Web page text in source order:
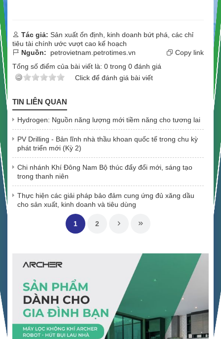
Tác giả: Sản xuất ổn định, kinh doanh bứt phá, các chỉ
tiêu tài chính ước vượt cao kế hoạch
Nguồn:
petrovietnam.petrotimes.vn
Copy link
Tổng số điểm của bài viết là: 0 trong 0 đánh giá
Click để đánh giá bài viết
TIN LIÊN QUAN
Hydrogen: Nguồn năng lượng mới tiềm năng cho tương lai
PV Drilling - Bản lĩnh nhà thầu khoan quốc tế trong chu kỳ
phát triển mới (Kỳ 2)
Chi nhánh Khí Đông Nam Bộ thúc đẩy đổi mới, sáng tạo
trong thanh niên
Thực hiện các giải pháp bảo đảm cung ứng đủ xăng dầu
cho sản xuất, kinh doanh và tiêu dùng
1 2